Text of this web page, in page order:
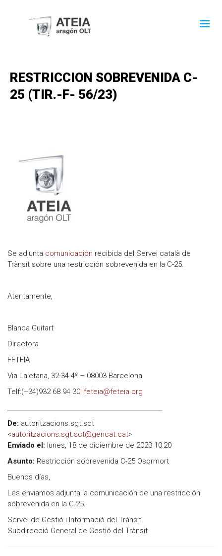
RESTRICCION SOBREVENIDA C-
25 (TIR.-F- 56/23)
Se adjunta comunicación recibida del Servei català de
Trànsit sobre una restricción sobrevenida en la C-25.
Atentamente,
Blanca Guitart
Directora
FETEIA
Via Laietana, 32-34 4ª – 08003 Barcelona
Telf:(+34)932 68 94 30| feteia@feteia.org
De: autoritzacions.sgt.sct
<autoritzacions.sgt.sct@gencat.cat>
Enviado el: lunes, 18 de diciembre de 2023 10:20
Asunto: Restricción sobrevenida C-25 Osormort
Buenos días,
Les enviamos adjunta la comunicación de una restricción
sobrevenida en la C-25.
Servei de Gestió i Informació del Trànsit
Subdirecció General de Gestió del Trànsit